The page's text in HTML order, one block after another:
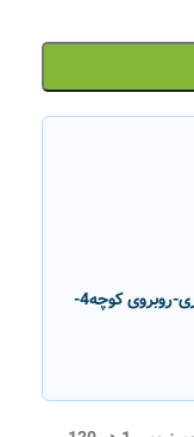
خیابان قاآنی شمالی-خیابان منوچهری-روبروی کوچه4-